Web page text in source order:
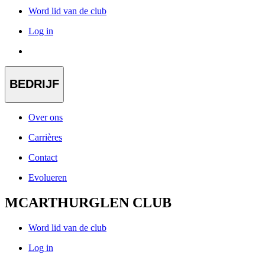
Word lid van de club
Log in
BEDRIJF
Over ons
Carrières
Contact
Evolueren
MCARTHURGLEN CLUB
Word lid van de club
Log in